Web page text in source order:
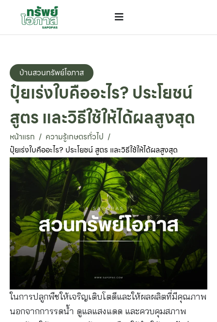
บ้านสวนทรัพย์โอภาส
ปุ๋ยเร่งใบคืออะไร? ประโยชน์
สูตร และวิธีใช้ให้ได้ผลสูงสุด
หน้าแรก / ความรู้เกษตรทั่วไป /
ปุ๋ยเร่งใบคืออะไร? ประโยชน์ สูตร และวิธีใช้ให้ได้ผลสูงสุด
ในการปลูกพืชให้เจริญเติบโตดีและให้ผลผลิตที่มีคุณภาพ
นอกจากการรดน้ำ ดูแลแสงแดด และควบคุมสภาพ